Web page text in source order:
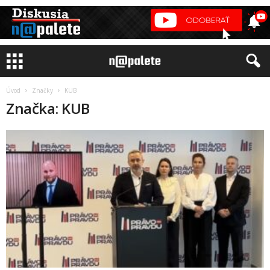
Úvod Značky KUB
Značka: KUB